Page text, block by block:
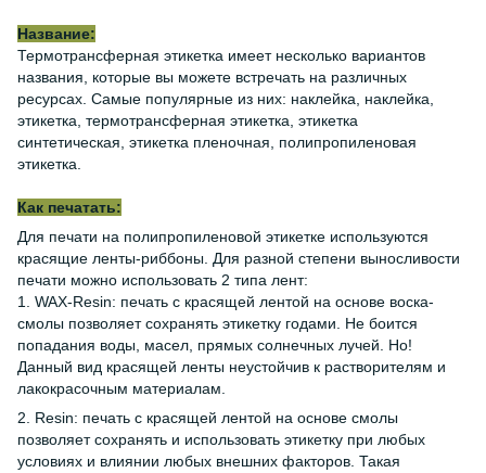
Название:
Термотрансферная этикетка имеет несколько вариантов
названия, которые вы можете встречать на различных
ресурсах. Самые популярные из них: наклейка, наклейка,
этикетка, термотрансферная этикетка, этикетка
синтетическая, этикетка пленочная, полипропиленовая
этикетка.
Как печатать:
Для печати на полипропиленовой этикетке используются
красящие ленты-риббоны. Для разной степени выносливости
печати можно использовать 2 типа лент:
1. WAX-Resin: печать с красящей лентой на основе воска-
смолы позволяет сохранять этикетку годами. Не боится
попадания воды, масел, прямых солнечных лучей. Но!
Данный вид красящей ленты неустойчив к растворителям и
лакокрасочным материалам.
2. Resin: печать с красящей лентой на основе смолы
позволяет сохранять и использовать этикетку при любых
условиях и влиянии любых внешних факторов. Такая